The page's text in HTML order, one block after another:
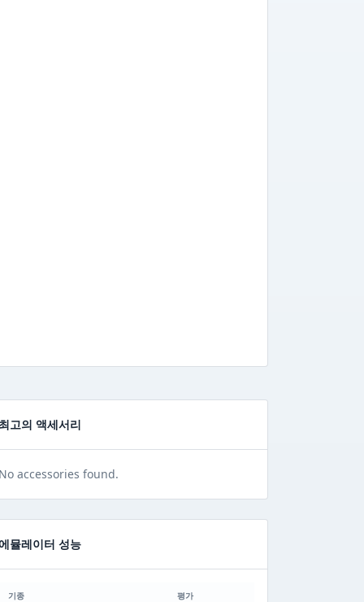
최고의 액세서리
No accessories found.
뮬레이터 성능
기종 평가